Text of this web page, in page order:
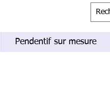
Pendentif sur mesure